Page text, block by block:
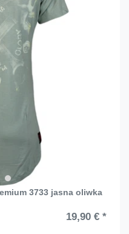
3733 jasna oliwka
19,90 € *